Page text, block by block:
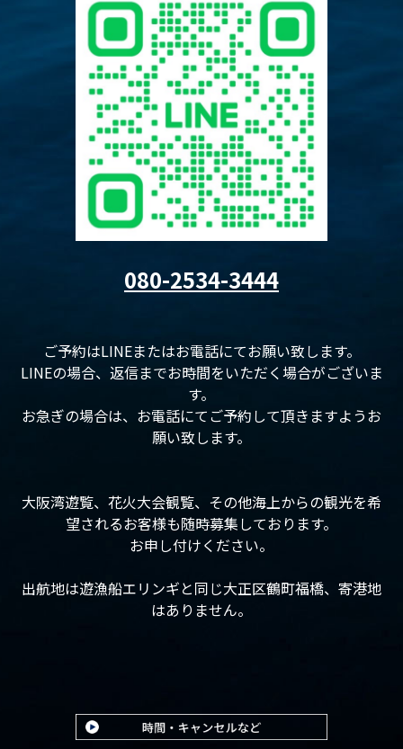
080-2534-3444
ご予約はLINEまたはお電話にてお願い致します。
LINEの場合、返信までお時間をいただく場合がございま
す。
お急ぎの場合は、お電話にてご予約して頂きますようお
願い致します。
大阪湾遊覧、花火大会観覧、その他海上からの観光を希
望されるお客様も随時募集しております。
お申し付けください。
出航地は遊漁船エリンギと同じ大正区鶴町福橋、寄港地
はありません。